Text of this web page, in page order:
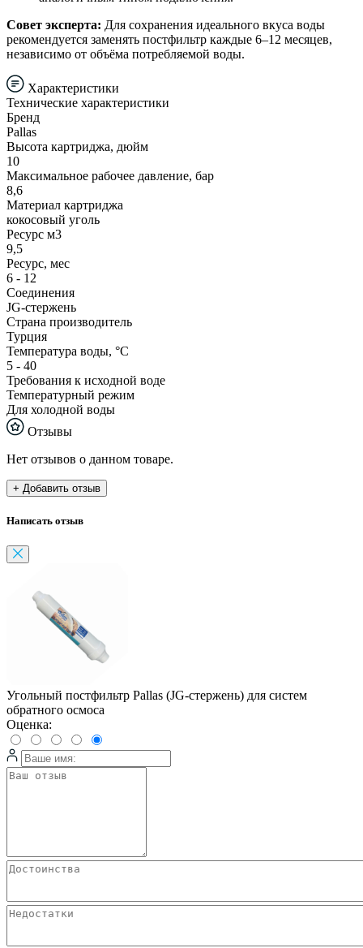
Совет эксперта: Для сохранения идеального вкуса воды
рекомендуется заменять постфильтр каждые 6–12 месяцев,
независимо от объёма потребляемой воды.
Характеристики
Технические характеристики
Бренд
Pallas
Высота картриджа, дюйм
10
Максимальное рабочее давление, бар
8,6
Материал картриджа
кокосовый уголь
Ресурс м3
9,5
Ресурс, мес
6 - 12
Соединения
JG-стержень
Страна производитель
Турция
Температура воды, °С
5 - 40
Требования к исходной воде
Температурный режим
Для холодной воды
Отзывы
Нет отзывов о данном товаре.
+ Добавить отзыв
Написать отзыв
Угольный постфильтр Pallas (JG-стержень) для систем
обратного осмоса
Оценка: